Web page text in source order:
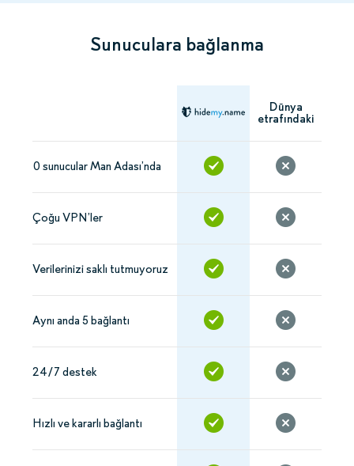
Sunuculara bağlanma
Dünya
etrafındaki
0 sunucular Man Adası’nda
Çoğu VPN’ler
Verilerinizi saklı tutmuyoruz
Aynı anda 5 bağlantı
24/7 destek
Hızlı ve kararlı bağlantı